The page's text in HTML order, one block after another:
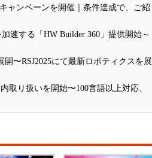
ャンペーンを開催｜条件達成で、ご紹
速する「HW Builder 360」提供開始～
〜RSJ2025にて最新ロボティクスを展
取り扱いを開始〜100言語以上対応、